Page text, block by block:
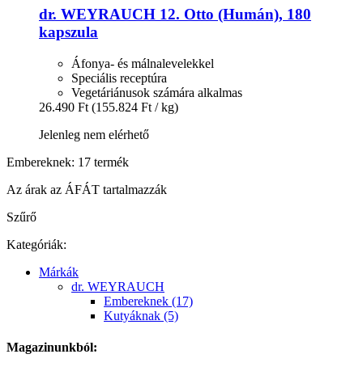
dr. WEYRAUCH 12. Otto (Humán), 180
kapszula
Áfonya- és málnalevelekkel
Speciális receptúra
Vegetáriánusok számára alkalmas
26.490 Ft (155.824 Ft / kg)
Jelenleg nem elérhető
Embereknek: 17 termék
Az árak az ÁFÁT tartalmazzák
Szűrő
Kategóriák:
Márkák
dr. WEYRAUCH
Embereknek (17)
Kutyáknak (5)
Magazinunkból: